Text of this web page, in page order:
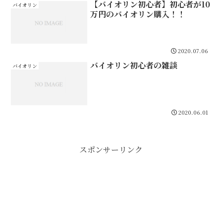
バイオリン
【バイオリン初心者】初心者が10
万円のバイオリン購入！！
2020.07.06
バイオリン バイオリン初心者の雑談
2020.06.01
スポンサーリンク